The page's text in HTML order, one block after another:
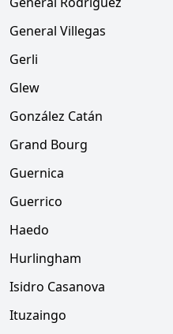
General Villegas
Gerli
Glew
González Catán
Grand Bourg
Guernica
Guerrico
Haedo
Hurlingham
Isidro Casanova
Ituzaingo